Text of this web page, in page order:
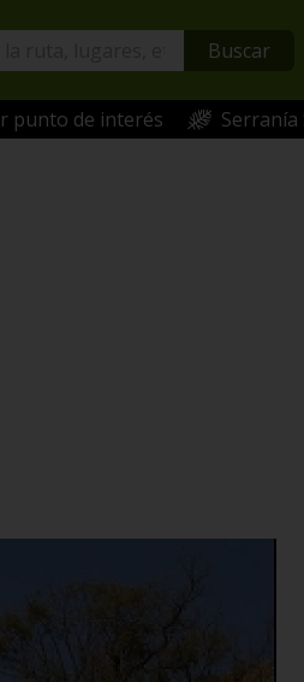
Buscar
punto de interés Serranía